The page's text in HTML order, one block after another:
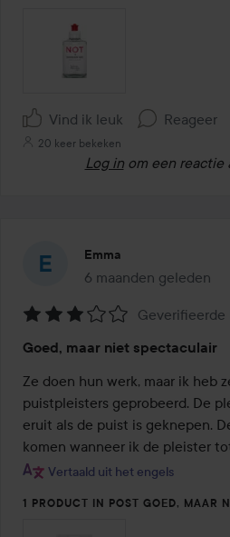
Vind ik leuk Reageer
20 keer bekeken
Log in om een reactie
Emma
6 maanden geleden
Het bericht is gemaakt
3
van
de
5
Geverifieerde
Goed, maar niet spectaculair
Ze doen hun werk, maar ik heb
puistpleisters geprobeerd. De
eruit als de puist is geknepen.
komen wanneer ik de pleister
Vertaald uit het engels
1 PRODUCT IN POST GOED, MAAR